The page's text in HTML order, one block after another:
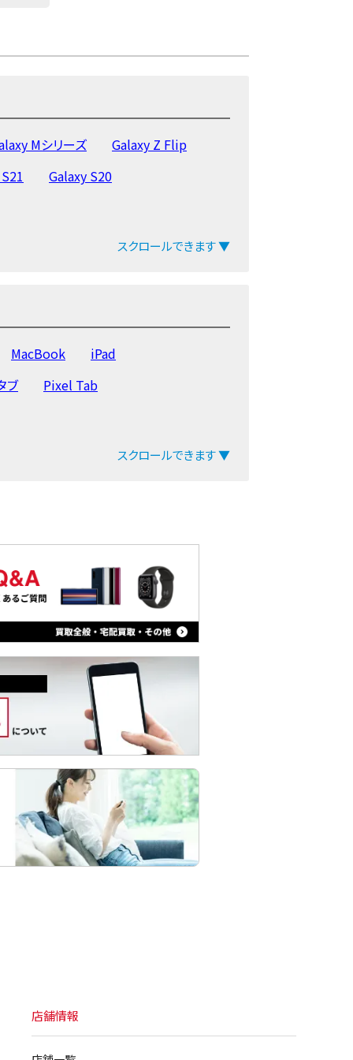
Mシリーズ
Galaxy Z Flip
Galaxy S20
スクロールできます ▼
MacBook
iPad
ブ
Pixel Tab
スクロールできます ▼
店舗情報